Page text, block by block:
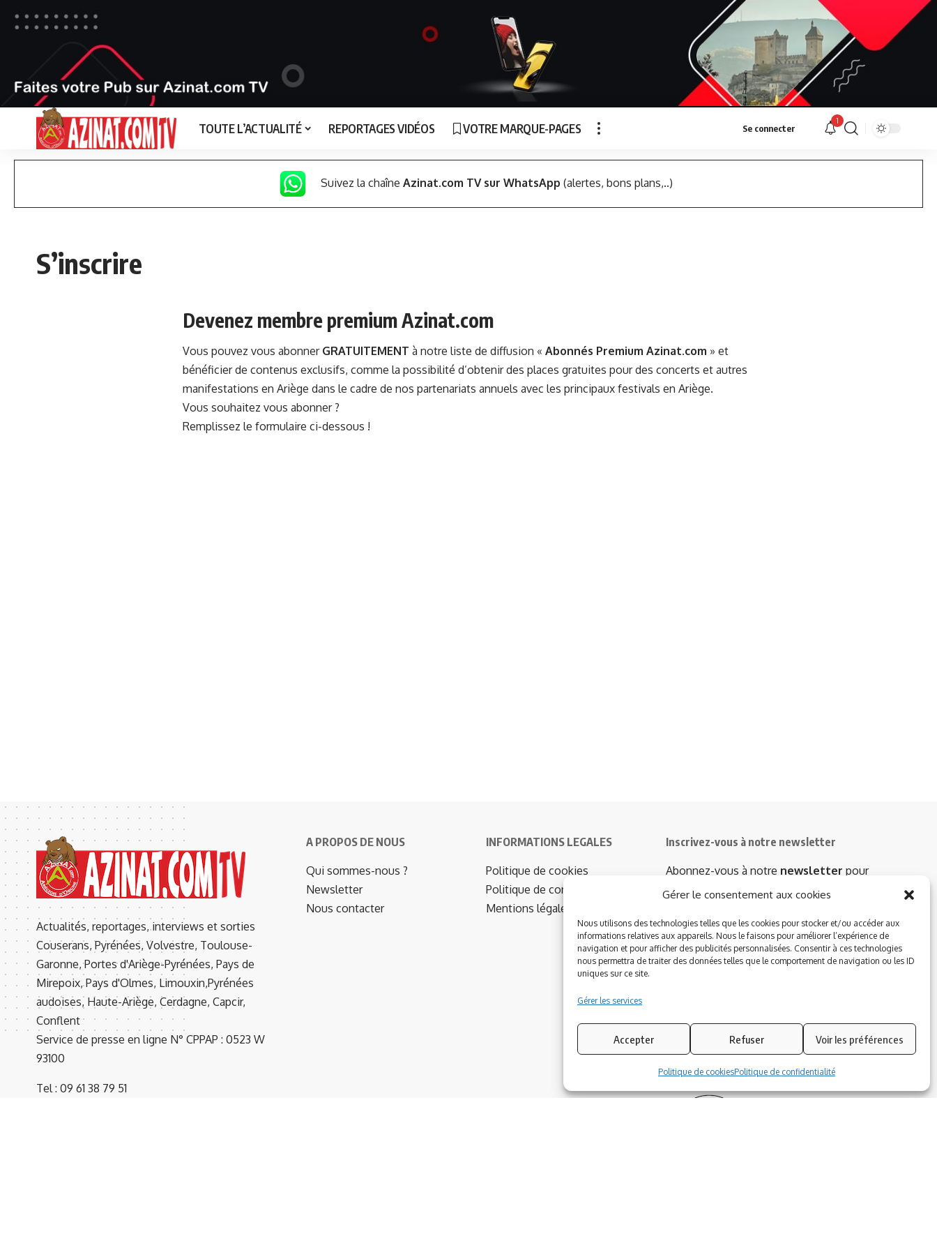
Gérer le consentement aux cookies
Nous utilisons des technologies telles que les cookies pour stocker et/ou accéder aux
informations relatives aux appareils. Nous le faisons pour améliorer l’expérience de
navigation et pour afficher des publicités personnalisées. Consentir à ces technologies
nous permettra de traiter des données telles que le comportement de navigation ou les ID
uniques sur ce site.
Gérer les services
Accepter Refuser Voir les préférences
Politique de cookiesPolitique de confidentialité
TOUTE L’ACTUALITÉ REPORTAGES VIDÉOS VOTRE MARQUE-PAGES Se connecter
1
Suivez la chaîne Azinat.com TV sur WhatsApp (alertes, bons plans,..)
S’inscrire
Devenez membre premium Azinat.com
Vous pouvez vous abonner GRATUITEMENT à notre liste de diffusion « Abonnés Premium Azinat.com » et
bénéficier de contenus exclusifs, comme la possibilité d’obtenir des places gratuites pour des concerts et autres
manifestations en Ariège dans le cadre de nos partenariats annuels avec les principaux festivals en Ariège.
Vous souhaitez vous abonner ?
Remplissez le formulaire ci-dessous !
Actualités, reportages, interviews et sorties
Couserans, Pyrénées, Volvestre, Toulouse-
Garonne, Portes d'Ariège-Pyrénées, Pays de
Mirepoix, Pays d'Olmes, Limouxin,Pyrénées
audoises, Haute-Ariège, Cerdagne, Capcir,
Conflent
Service de presse en ligne N° CPPAP : 0523 W
93100
Tel : 09 61 38 79 51
A PROPOS DE NOUS
Qui sommes-nous ?
Newsletter
Nous contacter
INFORMATIONS LEGALES
Politique de cookies
Politique de confidentialité
Mentions légales
Inscrivez-vous à notre newsletter
Abonnez-vous à notre newsletter pour
recevoir instantanément les dernières
Azinat.com TV soutient